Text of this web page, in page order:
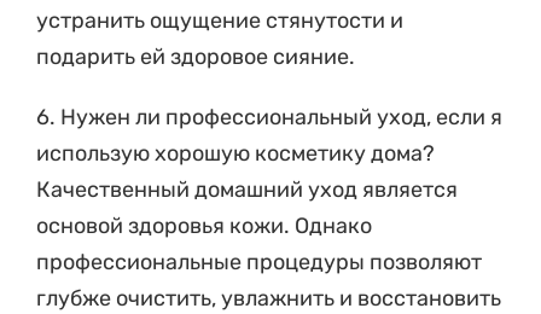
устранить ощущение стянутости и
подарить ей здоровое сияние.
6. Нужен ли профессиональный уход, если я
использую хорошую косметику дома?
Качественный домашний уход является
основой здоровья кожи. Однако
профессиональные процедуры позволяют
глубже очистить, увлажнить и восстановить